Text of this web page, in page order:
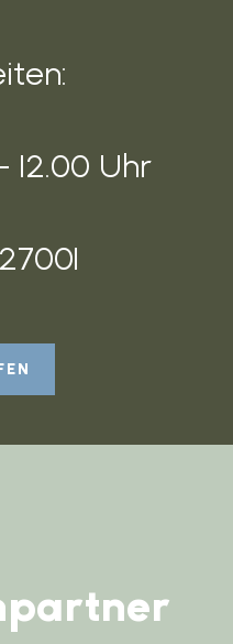
12.00 Uhr